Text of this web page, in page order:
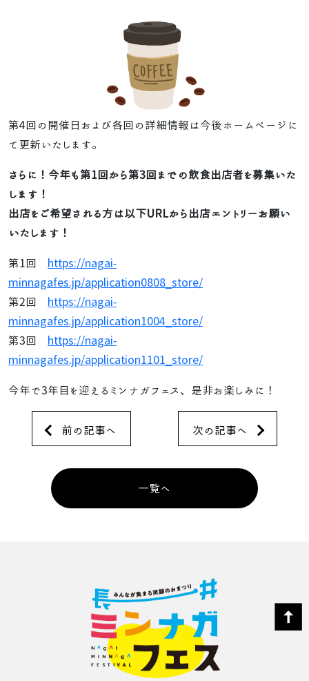
第4回の開催日および各回の詳細情報は今後ホームページに
て更新いたします。
さらに！今年も第1回から第3回までの飲食出店者を募集いた
します！
出店をご希望される方は以下URLから出店エントリーお願い
いたします！
第1回 https://nagai-
minnagafes.jp/application0808_store/
第2回 https://nagai-
minnagafes.jp/application1004_store/
第3回 https://nagai-
minnagafes.jp/application1101_store/
今年で3年目を迎えるミンナガフェス、是非お楽しみに！
前の記事へ 次の記事へ
一覧へ